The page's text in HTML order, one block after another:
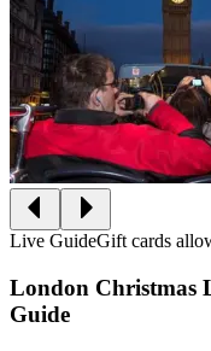
Live GuideGift cards
London Christmas
Guide